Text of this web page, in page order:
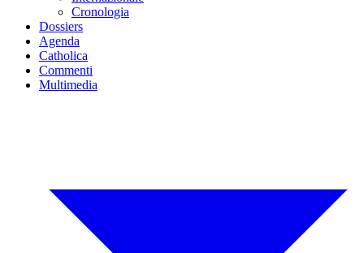
Cronologia
Dossiers
Agenda
Catholica
Commenti
Multimedia